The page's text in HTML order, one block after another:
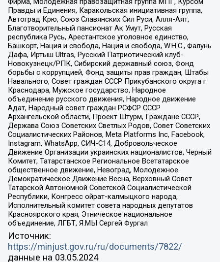
Правды и Единения, Каракольская инициативная группа,
Автоград Крю, Союз Славянских Сил Руси, Алля-Аят,
Благотворительный пансионат Ак Умут, Русская
республика Русь, Арестантское уголовное единство,
Башкорт, Нация и свобода, Нация и свобода, W.H.С., Фалунь
Дафа, Иртыш Ultras, Русский Патриотический клуб-
Новокузнецк/РПК, Сибирский державный союз, Фонд
борьбы с коррупцией, Фонд защиты прав граждан, Штабы
Навального, Совет граждан СССР Прикубанского округа г.
Краснодара, Мужское государство, Народное
объединение русского движения, Народное движение
Адат, Народный совет граждан РСФСР СССР
Архангельской области, Проект Штурм, Граждане СССР,
Держава Союз Советских Светлых Родов, Совет Советских
Социалистических Районов, Meta Platforms Inc, Facebook,
Instagram, WhatsApp, СИЧ-С14, Добровольческое
Движение Организации украинских националистов, Черный
Комитет, Татарстанское Региональное Всетатарское
общественное движение, Невоград, Молодежное
Демократическое Движение Весна, Верховный Совет
Татарской Автономной Советской Социалистической
Республики, Конгресс ойрат-калмыцкого народа,
Исполнительный комитет совета народных депутатов
Красноярского края, Этническое национальное
объединение, ЛГБТ, Я.МЫ Сергей Фургал
Источник:
https://minjust.gov.ru/ru/documents/7822/
данные на 03.05.2024